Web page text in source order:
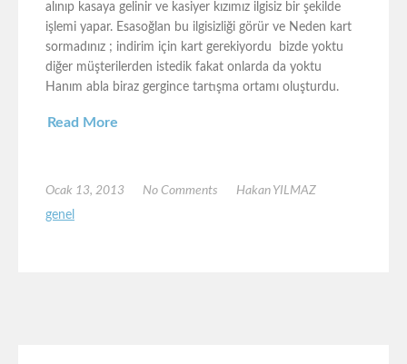
alınıp kasaya gelinir ve kasiyer kızımız ilgisiz bir şekilde
işlemi yapar. Esasoğlan bu ilgisizliği görür ve Neden kart
sormadınız ; indirim için kart gerekiyordu bizde yoktu
diğer müşterilerden istedik fakat onlarda da yoktu
Hanım abla biraz gergince tartışma ortamı oluşturdu.
Read More
Ocak 13, 2013 No Comments
Hakan YILMAZ
genel